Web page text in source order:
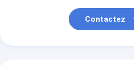
Contactez